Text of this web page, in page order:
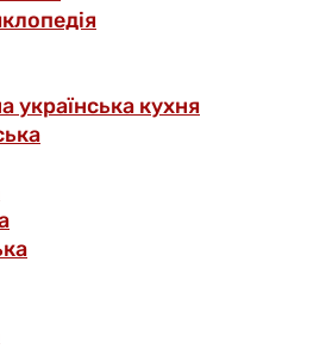
українська кухня